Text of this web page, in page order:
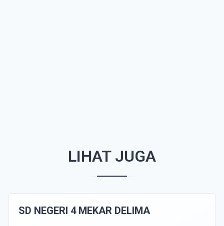
LIHAT JUGA
SD NEGERI 4 MEKAR DELIMA